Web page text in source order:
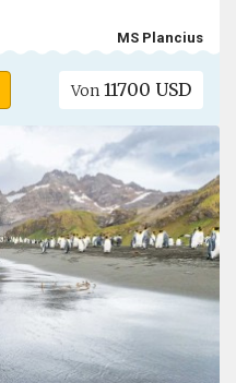
MS Plancius
Von 11700 USD